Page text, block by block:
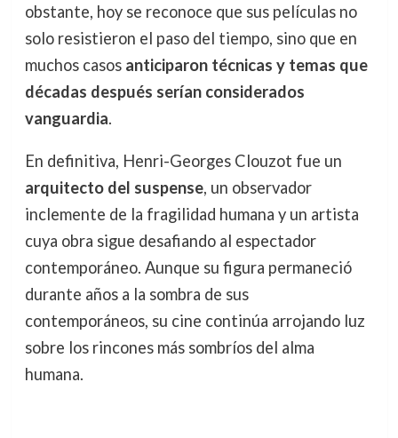
obstante, hoy se reconoce que sus películas no
solo resistieron el paso del tiempo, sino que en
muchos casos anticiparon técnicas y temas que
décadas después serían considerados
vanguardia.
En definitiva, Henri-Georges Clouzot fue un
arquitecto del suspense, un observador
inclemente de la fragilidad humana y un artista
cuya obra sigue desafiando al espectador
contemporáneo. Aunque su figura permaneció
durante años a la sombra de sus
contemporáneos, su cine continúa arrojando luz
sobre los rincones más sombríos del alma
humana.